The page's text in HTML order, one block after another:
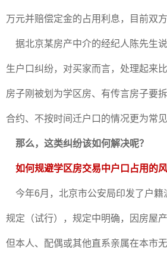
万元并赔偿定金的占用利息，目前双
据北京某房产中介的经纪人陈先生
生户口纠纷，对买家而言，处理起来
房子刚被划为学区房、有传言房子要
合约、不按时间迁户口的情况更为常见
那么，这类纠纷该如何解决呢？
如何规避学区房交易中户口占用的风
今年6月，北京市公安局印发了户籍
规定（试行），规定中明确，因房屋
但本人、配偶或其他直系亲属在本市